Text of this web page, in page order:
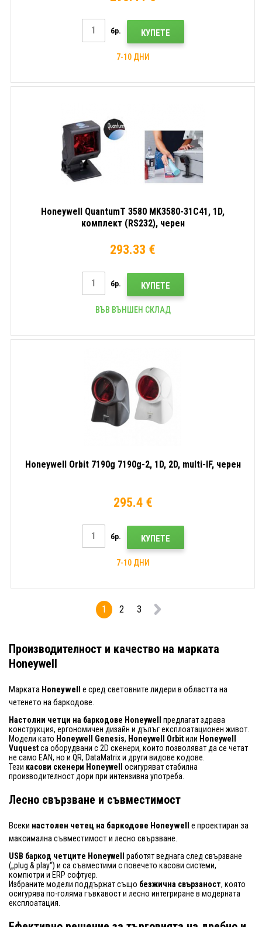
бр. КУПЕТЕ
7-10 ДНИ
Honeywell QuantumT 3580 MK3580-31C41, 1D,
комплект (RS232), черен
293.33 €
бр. КУПЕТЕ
ВЪВ ВЪНШЕН СКЛАД
Honeywell Orbit 7190g 7190g-2, 1D, 2D, multi-IF, черен
295.4 €
бр. КУПЕТЕ
7-10 ДНИ
1 2 3
Производителност и качество на марката
Honeywell
Марката Honeywell е сред световните лидери в областта на
четенето на баркодове.
Настолни четци на баркодове Honeywell
предлагат здрава
конструкция, ергономичен дизайн и дълъг експлоатационен живот.
Модели като Honeywell Genesis, Honeywell Orbitили Honeywell
Vuquestса оборудвани с 2D скенери, които позволяват да се четат
не само EAN, но и QR, DataMatrix и други видове кодове.
Тези касови скенери Honeywell
осигуряват стабилна
производителност дори при интензивна употреба.
Лесно свързване и съвместимост
Всеки настолен четец на баркодове Honeywell е проектиран за
максимална съвместимост и лесно свързване.
USB баркод четците Honeywell
работят веднага след свързване
(„plug & play“) и са съвместими с повечето касови системи,
компютри и ERP софтуер.
Избраните модели поддържат също безжична свързаност, която
осигурява по-голяма гъвкавост и лесно интегриране в модерната
експлоатация.